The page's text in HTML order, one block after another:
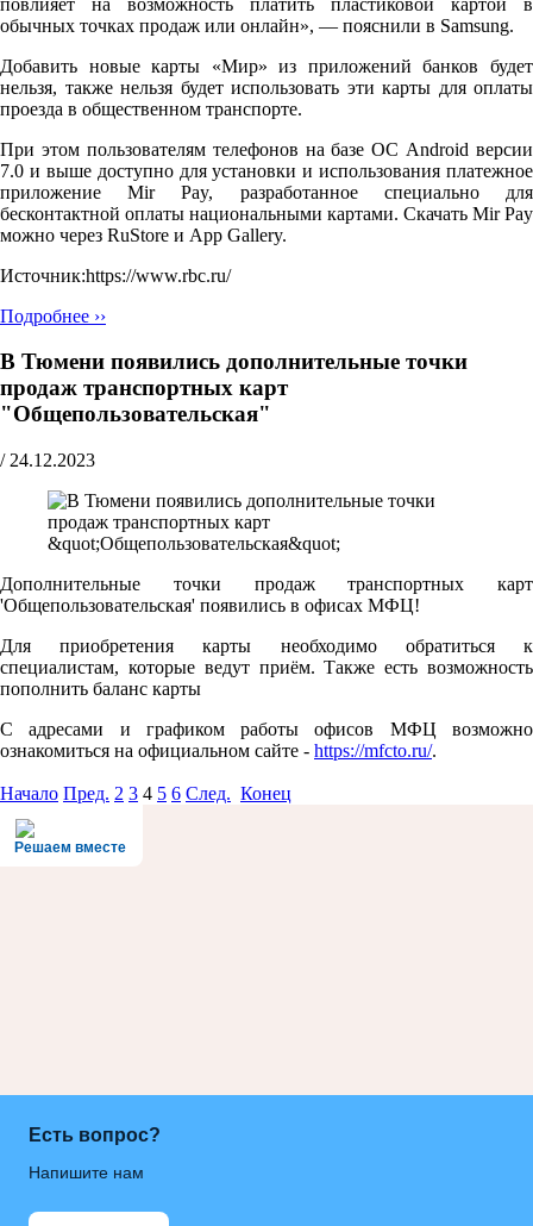
обычных точках продаж или онлайн», — пояснили в Samsung.
Добавить новые карты «Мир» из приложений банков будет
нельзя, также нельзя будет использовать эти карты для оплаты
проезда в общественном транспорте.
При этом пользователям телефонов на базе ОС Android версии
7.0 и выше доступно для установки и использования платежное
приложение Mir Pay, разработанное специально для
бесконтактной оплаты национальными картами. Скачать Mir Pay
можно через RuStore и App Gallery.
Источник:https://www.rbc.ru/
Подробнее ››
В Тюмени появились дополнительные точки
продаж транспортных карт
"Общепользовательская"
/ 24.12.2023
Дополнительные точки продаж транспортных карт
'Общепользовательская' появились в офисах МФЦ!
Для приобретения карты необходимо обратиться к
специалистам, которые ведут приём. Также есть возможность
пополнить баланс карты
С адресами и графиком работы офисов МФЦ возможно
ознакомиться на официальном сайте - https://mfcto.ru/.
Начало Пред. 2 3 4 5 6 След. Конец
Решаем вместе
Есть вопрос?
Напишите нам